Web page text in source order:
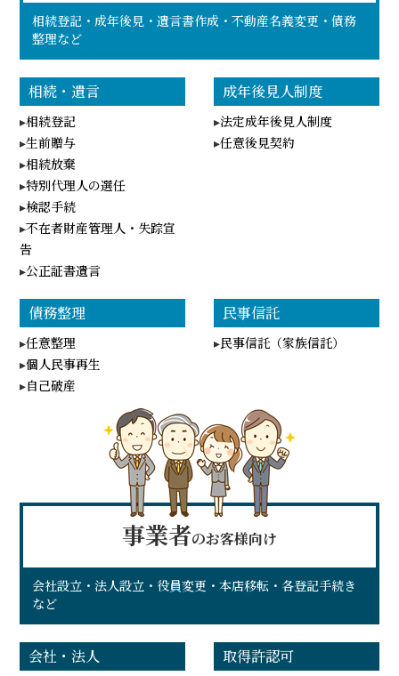
相続登記・成年後見・遺言書作成・不動産名義変更・債務
整理など
相続・遺言
相続登記
生前贈与
相続放棄
特別代理人の選任
検認手続
不在者財産管理人・失踪宣
告
公正証書遺言
成年後見人制度
法定成年後見人制度
任意後見契約
債務整理
任意整理
個人民事再生
自己破産
民事信託
民事信託（家族信託）
事業者のお客様向け
会社設立・法人設立・役員変更・本店移転・各登記手続き
など
会社・法人 取得許認可